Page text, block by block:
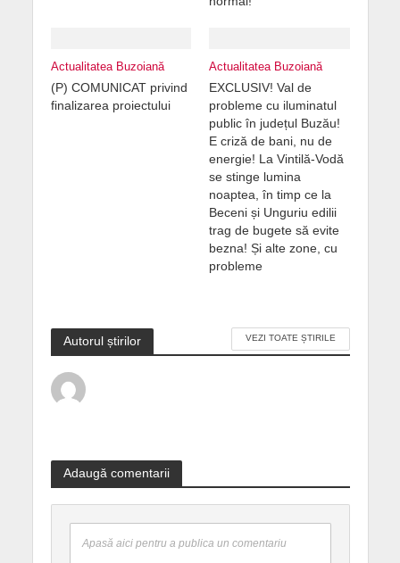
Actualitatea Buzoiană
(P) COMUNICAT privind
finalizarea proiectului
Actualitatea Buzoiană
EXCLUSIV! Val de
probleme cu iluminatul
public în județul Buzău!
E criză de bani, nu de
energie! La Vintilă-Vodă
se stinge lumina
noaptea, în timp ce la
Beceni și Unguriu edilii
trag de bugete să evite
bezna! Și alte zone, cu
probleme
Autorul știrilor VEZI TOATE ȘTIRILE
Adaugă comentarii
Apasă aici pentru a publica un comentariu